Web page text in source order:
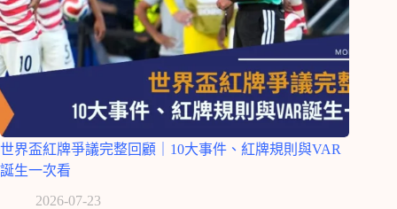
世界盃紅牌爭議完整回顧｜10大事件、紅牌規則與VAR
誕生一次看
2026-07-23